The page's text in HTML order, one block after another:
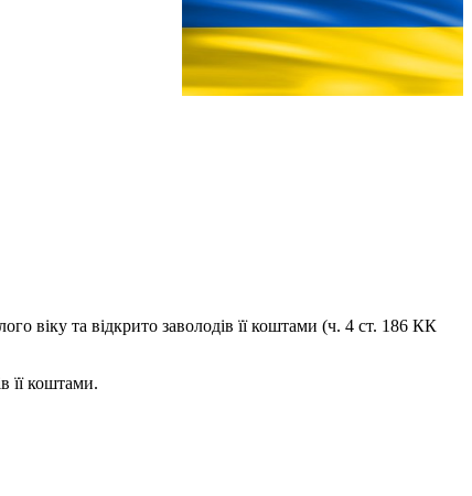
віку та відкрито заволодів її коштами (ч. 4 ст. 186 КК
її коштами.